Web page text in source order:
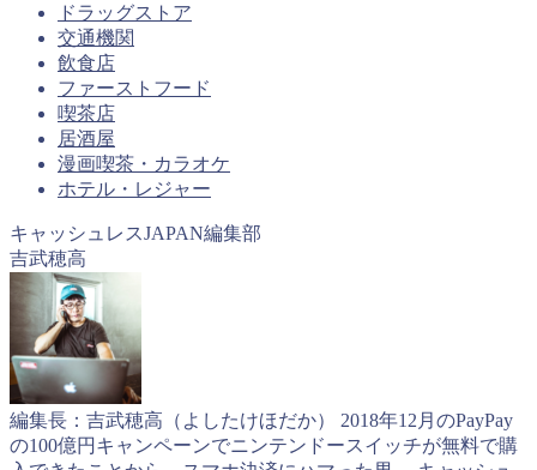
ドラッグストア
交通機関
飲食店
ファーストフード
喫茶店
居酒屋
漫画喫茶・カラオケ
ホテル・レジャー
キャッシュレスJAPAN編集部
吉武穂高
編集長：吉武穂高（よしたけほだか） 2018年12月のPayPay
の100億円キャンペーンでニンテンドースイッチが無料で購